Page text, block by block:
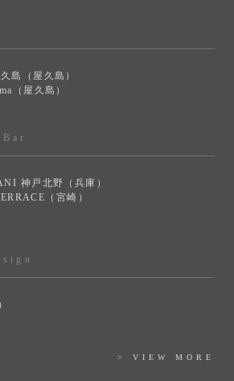
島（屋久島）
（屋久島）
神戸北野（兵庫）
（宮崎）
> VIEW MORE